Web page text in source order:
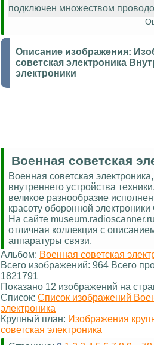
подключен множеством
Описание изображения:
советская электроника
электроники
Военная советская
Военная советская
внутреннего устройства
великое разнообразие
красоту оборонной
На сайте
отличная коллекция с
аппаратуры связи.
Альбом: Военная советская
Всего изображений: 964 Всего
1821791
Показано 12 изображений на
Список: Список изображений
электроника
Крупный план: Изображения
советская электроника